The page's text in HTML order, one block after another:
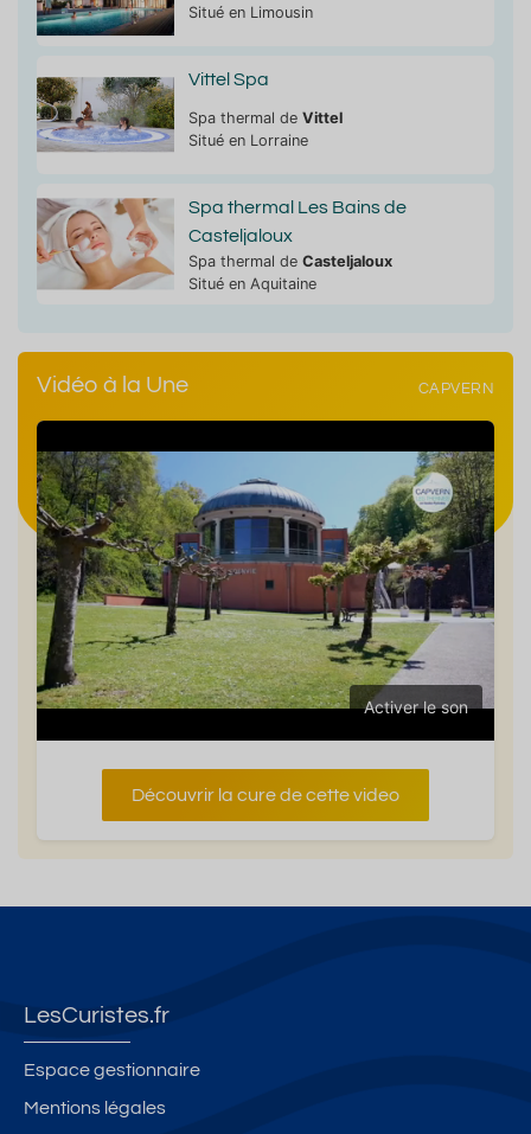
Situé en Limousin
Vittel Spa
Spa thermal de Vittel
Situé en Lorraine
Spa thermal Les Bains de
Casteljaloux
Spa thermal de Casteljaloux
Situé en Aquitaine
Vidéo à la Une CAPVERN
Activer le son
Découvrir la cure de cette video
LesCuristes.fr
Espace gestionnaire
Mentions légales